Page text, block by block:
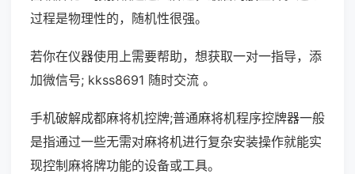
过程是物理性的，随机性很强。
若你在仪器使用上需要帮助，想获取一对一指导，添
加微信号; kkss8691 随时交流 。
手机破解成都麻将机控牌;普通麻将机程序控牌器一般
是指通过一些无需对麻将机进行复杂安装操作就能实
现控制麻将牌功能的设备或工具。